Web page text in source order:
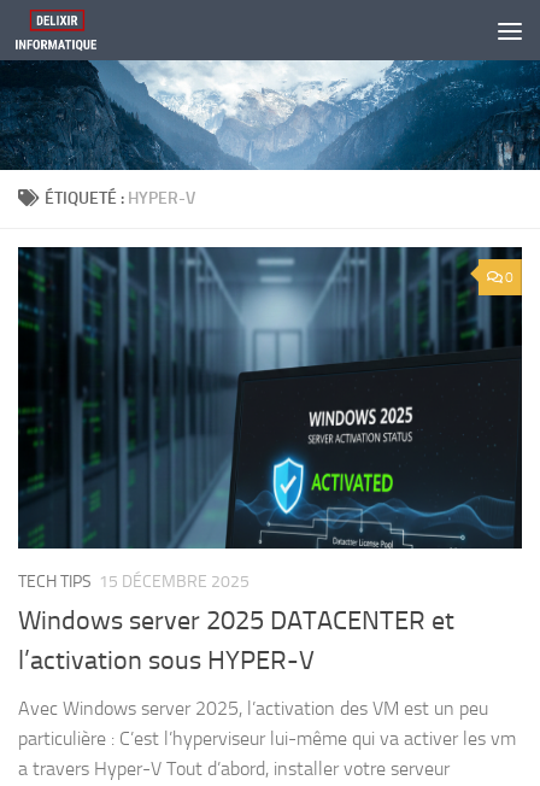
Skip to content
ÉTIQUETÉ : HYPER-V
0
TECH TIPS 15 DÉCEMBRE 2025
Windows server 2025 DATACENTER et
l’activation sous HYPER-V
Avec Windows server 2025, l’activation des VM est un peu
particulière : C’est l’hyperviseur lui-même qui va activer les vm
a travers Hyper-V Tout d’abord, installer votre serveur